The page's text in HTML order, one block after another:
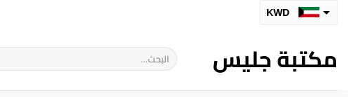
تخطي
KWD
AED
مكتبة جليس
البحث
عن: